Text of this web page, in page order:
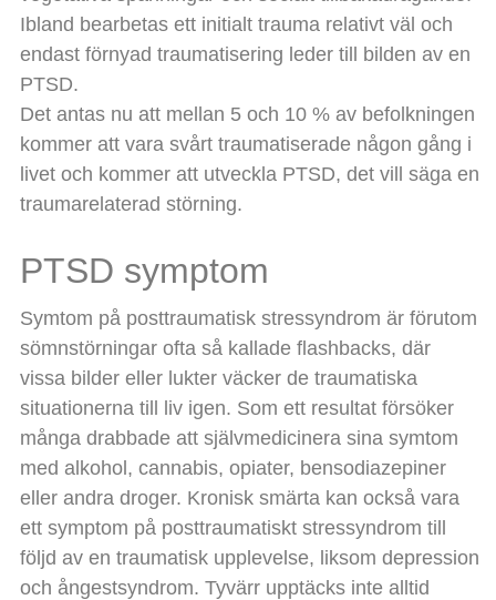
Ibland bearbetas ett initialt trauma relativt väl och
endast förnyad traumatisering leder till bilden av en
PTSD.
Det antas nu att mellan 5 och 10 % av befolkningen
kommer att vara svårt traumatiserade någon gång i
livet och kommer att utveckla PTSD, det vill säga en
traumarelaterad störning.
PTSD symptom
Symtom på posttraumatisk stressyndrom är förutom
sömnstörningar ofta så kallade flashbacks, där
vissa bilder eller lukter väcker de traumatiska
situationerna till liv igen. Som ett resultat försöker
många drabbade att självmedicinera sina symtom
med alkohol, cannabis, opiater, bensodiazepiner
eller andra droger. Kronisk smärta kan också vara
ett symptom på posttraumatiskt stressyndrom till
följd av en traumatisk upplevelse, liksom depression
och ångestsyndrom. Tyvärr upptäcks inte alltid